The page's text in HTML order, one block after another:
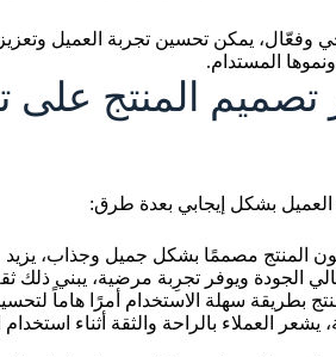
وفعّال، يمكن تحسين تجربة العميل
المستدام.
المنتج على
العميل بشكل إيجابي بعدة طرق:
المنتج مصممًا بشكل جميل وجذاب،
الجودة ويوفر تجرِبة مرضية، يبني ذلك ثقة
بطريقة سهلة الاستخدام أمرًا هاماً
العملاء بالراحة والثقة أثناء استخدام